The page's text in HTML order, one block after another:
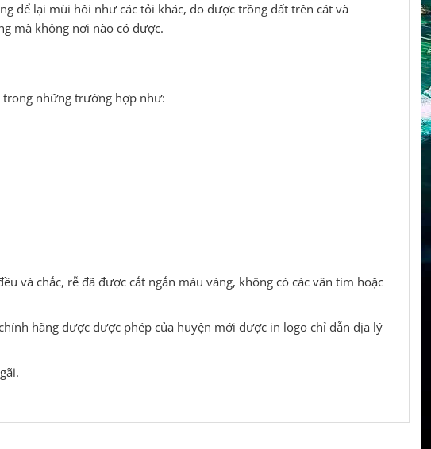
để lại mùi hôi như các tỏi khác, do được trồng đất trên cát và
mà không nơi nào có được.
trong những trường hợp như:
và chắc, rễ đã được cắt ngắn màu vàng, không có các vân tím hoặc
hãng được được phép của huyện mới được in logo chỉ dẫn địa lý